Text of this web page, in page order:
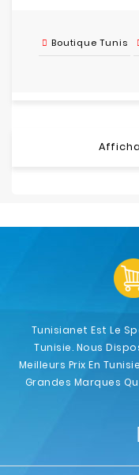
Boutique Tunis
Tunisianet Est Le
Tunisie. Nous
Meilleurs Prix En
Grandes Marques